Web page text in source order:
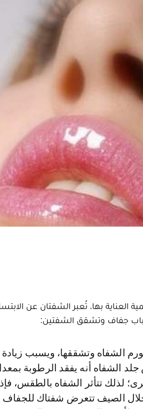
العناية بها، تُعبر الشفتان عن
جفاف وتشقق الشفتين:
الشفاه وتشققها، ويسبب زيادة
لذلك تتأثر الشفاه بالطقس، فإذا
الصيف تتعرض شفتاك للجفاف